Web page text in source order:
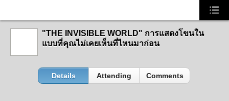
"THE INVISIBLE WORLD" การแสดงโขนใน
แบบที่คุณไม่เคยเห็นที่ไหนมาก่อน
Details Attending Comments